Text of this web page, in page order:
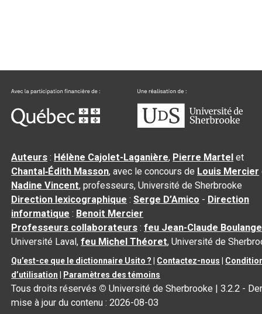
Auteurs : Hélène Cajolet-Laganière, Pierre Martel et
Chantal‑Édith Masson, avec le concours de Louis Mercier
Nadine Vincent, professeurs, Université de Sherbrooke
Direction lexicographique :Serge D’Amico - Direction
informatique : Benoit Mercier
Professeurs collaborateurs :feu Jean-Claude
Université Laval,feu Michel Théoret, Université de
Qu’est-ce que le dictionnaire Usito ? Contactez-nous
d’utilisation
Paramètres des témoins
Tous droits réservés © Université de Sherbrooke |3.2.2 -
mise à jour du contenu :2026-08-03